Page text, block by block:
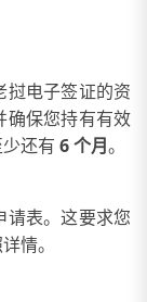
挝电子签证的资
确保您持有有效
还有 6 个月。
请表。这要求您
情。